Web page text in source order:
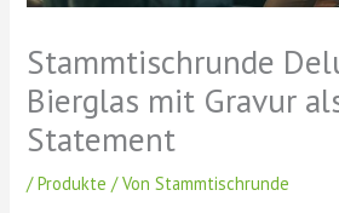
Stammtischrunde
Bierglas mit Gravur
Statement
/Produkte / VonStammtischrunde